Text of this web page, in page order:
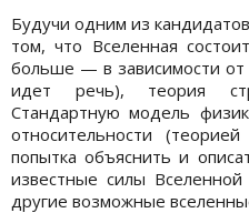
Будучи одним из
том, что Вселенная
больше — в зависимости от
идет речь), теория
Стандартную модель
относительности
попытка объяснить и
известные силы
другие возможные